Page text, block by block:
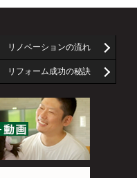
リノベーションの流れ
リフォーム成功の秘訣